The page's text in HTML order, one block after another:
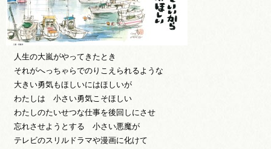
人生の大嵐がやってきたとき
それがへっちゃらでのりこえられるような
大きい勇気もほしいにはほしいが
わたしは 小さい勇気こそほしい
わたしのたいせつな仕事を後回しにさせ
忘れさせようとする 小さい悪魔が
テレビのスリルドラマや漫画に化けて